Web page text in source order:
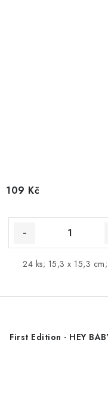
109 Kč
24 ks; 15,3 x 15,3
First Edition - HEY